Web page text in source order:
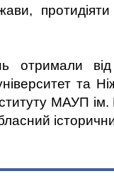
отримали
та
МАУП